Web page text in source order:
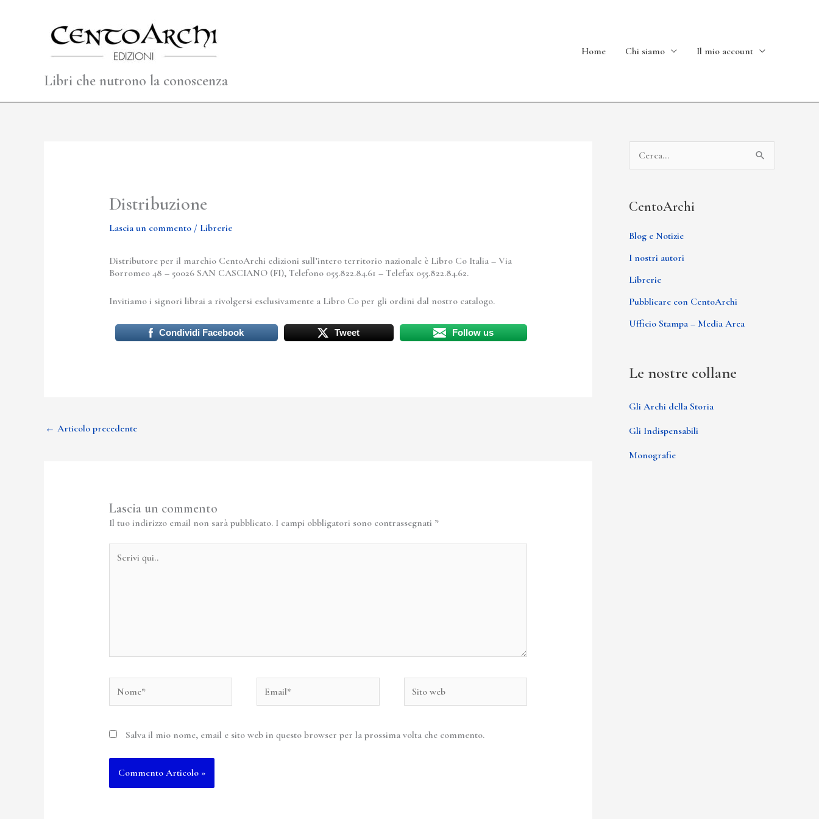
Libri che nutrono la conoscenza
Home Chi siamo Il mio account
Distribuzione
Lascia un commento / Librerie
Distributore per il marchio CentoArchi edizioni sull’intero territorio nazionale è Libro Co Italia – Via
Borromeo 48 – 50026 SAN CASCIANO (FI), Telefono 055.822.84.61 – Telefax 055.822.84.62.
Invitiamo i signori librai a rivolgersi esclusivamente a Libro Co per gli ordini dal nostro catalogo.
Condividi Facebook Tweet Follow us
← Articolo precedente
Lascia un commento
Il tuo indirizzo email non sarà pubblicato. I campi obbligatori sono contrassegnati *
qui..
web
Salva il mio nome, email e sito web in questo browser per la prossima volta che commento.
e
c
CentoArchi
Blog e Notizie
I nostri autori
Librerie
Pubblicare con CentoArchi
Ufficio Stampa – Media Area
Le nostre collane
Gli Archi della Storia
Gli Indispensabili
Monografie